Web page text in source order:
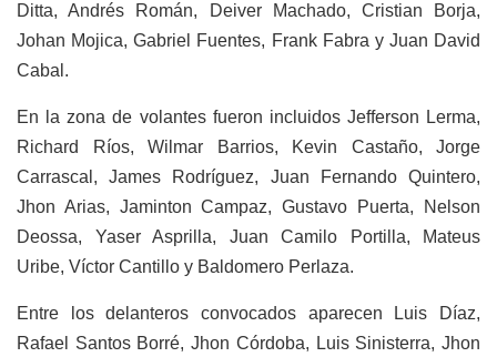
Ditta, Andrés Román, Deiver Machado, Cristian Borja,
Johan Mojica, Gabriel Fuentes, Frank Fabra y Juan David
Cabal.
En la zona de volantes fueron incluidos Jefferson Lerma,
Richard Ríos, Wilmar Barrios, Kevin Castaño, Jorge
Carrascal, James Rodríguez, Juan Fernando Quintero,
Jhon Arias, Jaminton Campaz, Gustavo Puerta, Nelson
Deossa, Yaser Asprilla, Juan Camilo Portilla, Mateus
Uribe, Víctor Cantillo y Baldomero Perlaza.
Entre los delanteros convocados aparecen Luis Díaz,
Rafael Santos Borré, Jhon Córdoba, Luis Sinisterra, Jhon